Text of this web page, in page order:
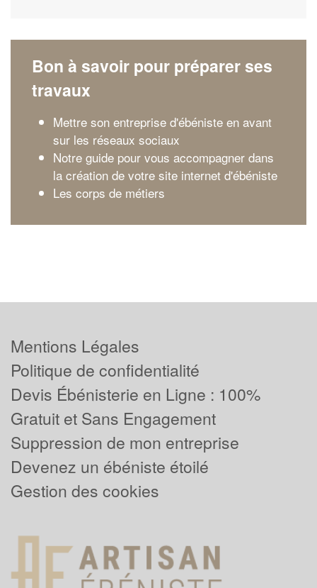
Bon à savoir pour préparer ses
travaux
Mettre son entreprise d'ébéniste en avant
sur les réseaux sociaux
Notre guide pour vous accompagner dans
la création de votre site internet d'ébéniste
Les corps de métiers
Mentions Légales
Politique de confidentialité
Devis Ébénisterie en Ligne : 100%
Gratuit et Sans Engagement
Suppression de mon entreprise
Devenez un ébéniste étoilé
Gestion des cookies